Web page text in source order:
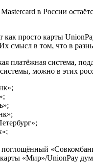
в России
просто карты
смысл в том, что в
платёжная система,
можно в этих
«Мир»/UnionPay